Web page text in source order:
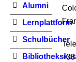
Alumni
Lernplattform
Schulbücher